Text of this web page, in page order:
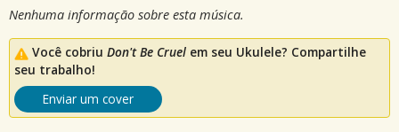
Nenhuma informação sobre esta música.
Você cobriu Don't Be Cruel em seu Ukulele? Compartilhe
seu trabalho!
Enviar um cover